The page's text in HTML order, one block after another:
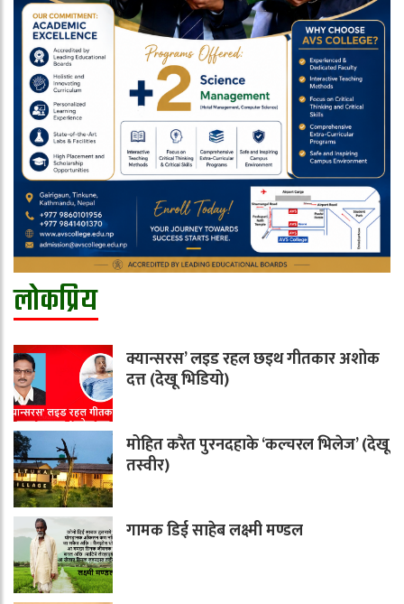
लोकप्रिय
क्यान्सरस’ लइड रहल छइथ गीतकार अशोक
दत्त (देखू भिडियो)
मोहित करैत पुरनदहाके ‘कल्चरल भिलेज’ (देखू
तस्वीर)
गामक डिई साहेब लक्ष्मी मण्डल